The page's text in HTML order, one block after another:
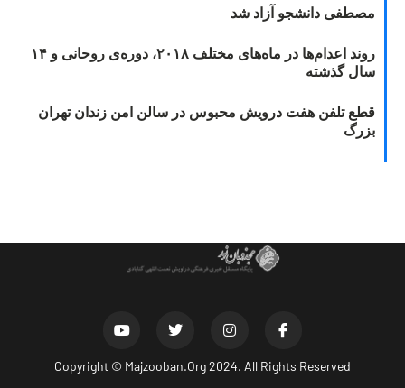
مصطفی دانشجو آزاد شد
روند اعدام‌ها در ماه‌های مختلف ۲۰۱۸، دوره‌ی روحانی و ۱۴
سال گذشته
قطع تلفن هفت درویش محبوس در سالن امن زندان تهران
بزرگ
Copyright © Majzooban.Org2024. All Rights Reserved